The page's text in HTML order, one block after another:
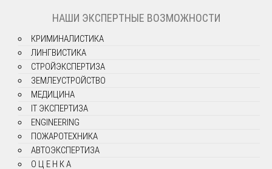
НАШИ ЭКСПЕРТНЫЕ ВОЗМОЖНОСТИ
КРИМИНАЛИСТИКА
ЛИНГВИСТИКА
СТРОЙЭКСПЕРТИЗА
ЗЕМЛЕУСТРОЙСТВО
МЕДИЦИНА
IT ЭКСПЕРТИЗА
ENGINEERING
ПОЖАРОТЕХНИКА
АВТОЭКСПЕРТИЗА
О Ц Е Н К А